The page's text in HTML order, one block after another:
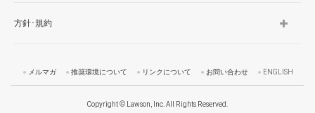
方針･規約
メルマガ 推奨環境について リンクについて お問い合わせ ENGLISH
Copyright © Lawson, Inc. All Rights Reserved.